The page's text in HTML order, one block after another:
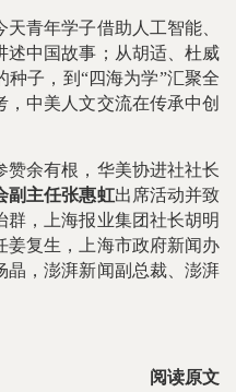
青年学子借助人工智能、
述中国故事；从胡适、杜威
子，到“四海为学”汇聚全
中美人文交流在传承中创
余有根，华美协进社社长
副主任张惠虹出席活动并致
，上海报业集团社长胡明
姜复生，上海市政府新闻办
晶，澎湃新闻副总裁、澎湃
阅读原文